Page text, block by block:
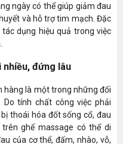
ngày có thể giúp giảm đau
và hỗ trợ tim mạch. Đặc
dụng hiệu quả trong việc
đứng lâu
hàng là một trong những đối
tính chất công việc phải
thoái hóa đốt sống cổ, đau
ghế massage có thể di
của cơ thể, đấm, nhào, vỗ,